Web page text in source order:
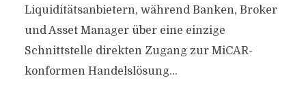
Liquiditätsanbietern, während Banken, Broker
und Asset Manager über eine einzige
Schnittstelle direkten Zugang zur MiCAR-
konformen Handelslösung...